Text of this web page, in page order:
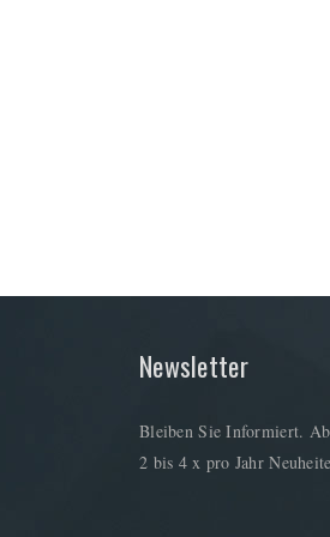
Newsletter
Bleiben Sie Informiert.
2 bis 4 x pro Jahr